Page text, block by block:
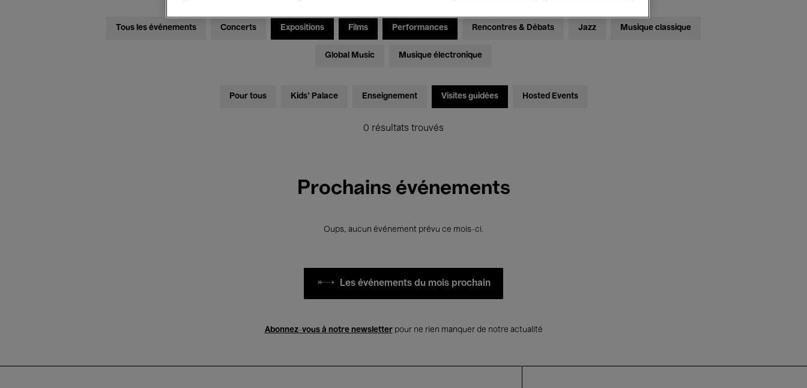
Tous les événements Concerts Expositions Films Performances Rencontres & Débats Jazz Musique classique
Global Music Musique électronique
Pour tous Kids’ Palace Enseignement Visites guidées Hosted Events
0 résultats trouvés
Prochains événements
Oups, aucun événement prévu ce mois-ci.
Les événements du mois prochain
Abonnez-vous à notre newsletterpour ne rien manquer de notre actualité